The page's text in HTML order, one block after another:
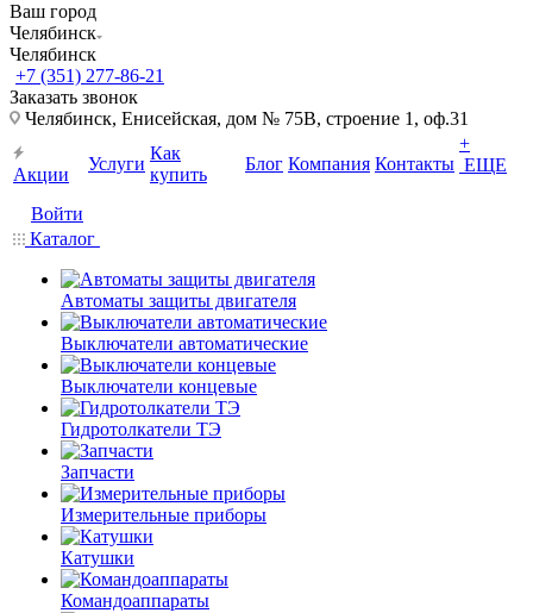
Ваш город
Челябинск
Челябинск
+7 (351) 277-86-21
Заказать звонок
Челябинск, Енисейская, дом № 75В, строение 1, оф.31
Акции
Услуги
Как
купить
Блог Компания Контакты
+
ЕЩЕ
Войти
Каталог
Автоматы защиты двигателя
Выключатели автоматические
Выключатели концевые
Гидротолкатели ТЭ
Запчасти
Измерительные приборы
Катушки
Командоаппараты